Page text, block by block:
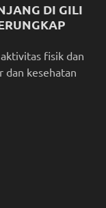
DI GILI
fisik dan
dan kesehatan